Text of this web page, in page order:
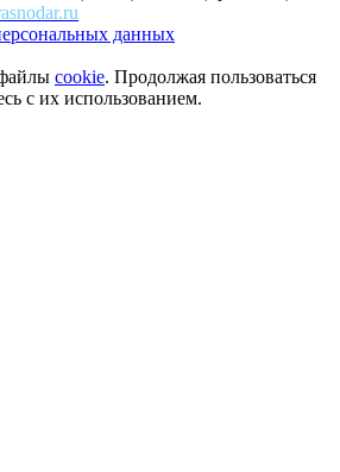
данных
cookie. Продолжая пользоваться
с их использованием.